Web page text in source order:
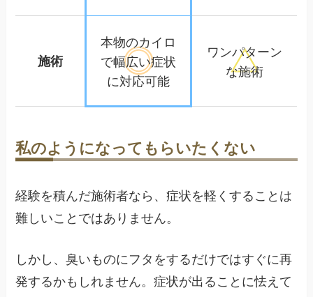
施術
本物のカイロ
で幅広い症状
に対応可能
ワンパターン
な施術
私のようになってもらいたくない
経験を積んだ施術者なら、症状を軽くすることは
難しいことではありません。
しかし、臭いものにフタをするだけではすぐに再
発するかもしれません。症状が出ることに怯えて